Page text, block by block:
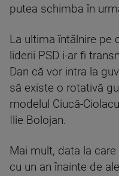
putea schimba în
La ultima întâlnire pe
liderii PSD i-ar fi
Dan că vor intra la
să existe o rotativă
modelul Ciucă-
Ilie Bolojan.
Mai mult, data la
cu un an înainte de